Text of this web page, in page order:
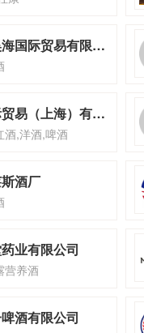
北京时代昊海国际贸易有限公司
酒玩家国际贸易（上海）有限公司
酒,洋酒,啤酒
酒厂
业有限公司
营养酒
酒有限公司